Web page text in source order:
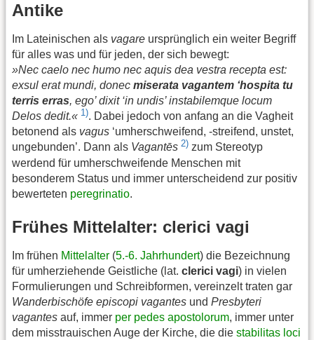
Antike
Im Lateinischen als vagare ursprünglich ein weiter Begriff
für alles was und für jeden, der sich bewegt:
»Nec caelo nec humo nec aquis dea vestra recepta est:
exsul erat mundi, donec miserata vagantem ‘hospita tu
terris erras, ego’ dixit ‘in undis’ instabilemque locum
Delos dedit.« 1). Dabei jedoch von anfang an die Vagheit
betonend als vagus ‘umherschweifend, -streifend, unstet,
ungebunden’. Dann als Vagantēs 2) zum Stereotyp
werdend für umherschweifende Menschen mit
besonderem Status und immer unterscheidend zur positiv
bewerteten peregrinatio.
Frühes Mittelalter: clerici vagi
Im frühen Mittelalter (5.-6. Jahrhundert) die Bezeichnung
für umherziehende Geistliche (lat. clerici vagi) in vielen
Formulierungen und Schreibformen, vereinzelt traten gar
Wanderbischöfe episcopi vagantes und Presbyteri
vagantes auf, immer per pedes apostolorum, immer unter
dem misstrauischen Auge der Kirche, die die stabilitas loci